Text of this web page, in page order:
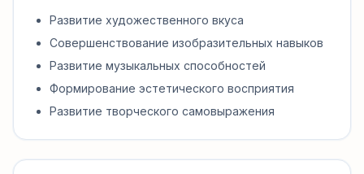
Развитие художественного вкуса
Совершенствование изобразительных навыков
Развитие музыкальных способностей
Формирование эстетического восприятия
Развитие творческого самовыражения